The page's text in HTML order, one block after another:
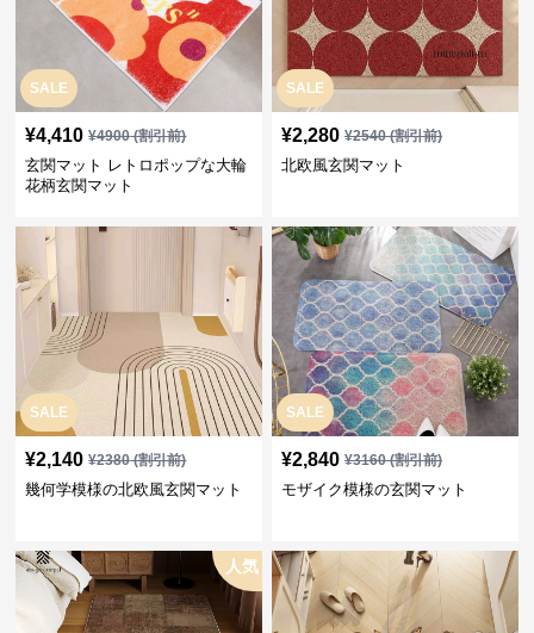
SALE
¥4,410 ¥4900(割引前)
玄関マット レトロポップな大輪
花柄玄関マット
SALE
¥2,280 ¥2540(割引前)
北欧風玄関マット
SALE
¥2,140 ¥2380(割引前)
幾何学模様の北欧風玄関マット
SALE
¥2,840 ¥3160(割引前)
モザイク模様の玄関マット
人気